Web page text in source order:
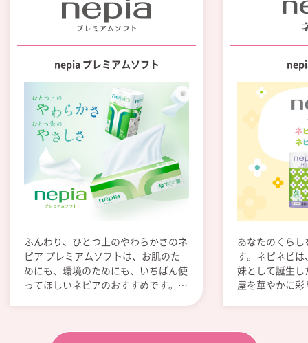
nepia プレミアムソフト
ふんわり、ひとつ上のやわらかさのネ
ピア プレミアムソフトは、お肌のた
めにも、環境のためにも、いちばん使
ってほしいネピアのおすすめです。こ
あなたのくら
す。ネピネピ
妹として誕生
屋を華やかに